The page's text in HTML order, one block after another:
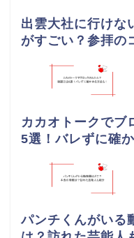
出雲大社に行けな
がすごい？参拝の
カカオトークでブ
5選！バレずに確
パンチくんがいる